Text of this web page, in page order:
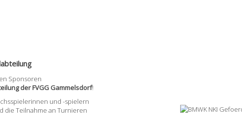
Sponsoren
der FVGG Gammelsdorf!
und -spielern
die Teilnahme an Turnieren